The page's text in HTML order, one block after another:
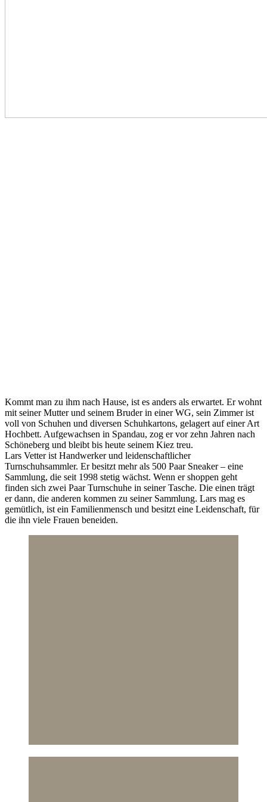
Kommt man zu ihm nach Hause, ist es anders als erwartet. Er wohnt
mit seiner Mutter und seinem Bruder in einer WG, sein Zimmer ist
voll von Schuhen und diversen Schuhkartons, gelagert auf einer Art
Hochbett. Aufgewachsen in Spandau, zog er vor zehn Jahren nach
Schöneberg und bleibt bis heute seinem Kiez treu.
Lars Vetter ist Handwerker und leidenschaftlicher
Turnschuhsammler. Er besitzt mehr als 500 Paar Sneaker – eine
Sammlung, die seit 1998 stetig wächst. Wenn er shoppen geht
finden sich zwei Paar Turnschuhe in seiner Tasche. Die einen trägt
er dann, die anderen kommen zu seiner Sammlung. Lars mag es
gemütlich, ist ein Familienmensch und besitzt eine Leidenschaft, für
die ihn viele Frauen beneiden.